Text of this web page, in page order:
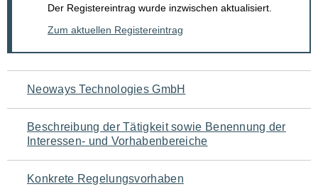
Der Registereintrag wurde inzwischen aktualisiert.
Zum aktuellen Registereintrag
Navigation
für
den
Seiteninhalt
Neoways Technologies GmbH
Beschreibung der Tätigkeit sowie Benennung der
Interessen- und Vorhabenbereiche
Konkrete Regelungsvorhaben